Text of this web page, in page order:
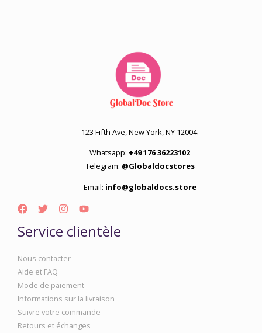
123 Fifth Ave, New York, NY 12004.
Whatsapp: +49 176 36223102
Telegram: @Globaldocstores
Email: info@globaldocs.store
Service clientèle
Nous contacter
Aide et FAQ
Mode de paiement
Informations sur la livraison
Suivre votre commande
Retours et échanges